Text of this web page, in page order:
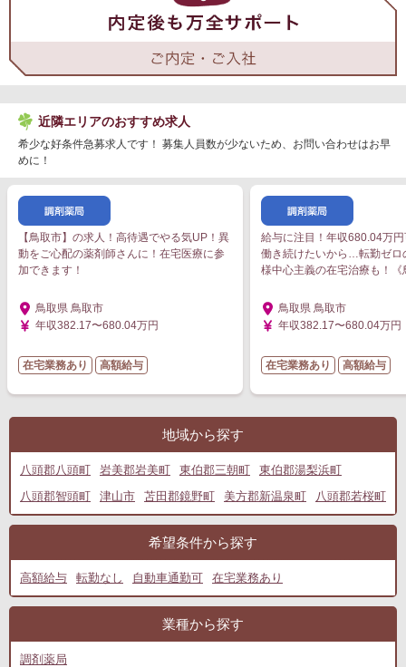
近隣エリアのおすすめ求人
希少な好条件急募求人です！ 募集人員数が少ないため、お問い合わせはお早
めに！
【鳥取市】の求人！高待遇でやる気UP！異
動をご心配の薬剤師さんに！在宅医療に参
加できます！
鳥取県 鳥取市
年収382.17〜680.04万円
在宅業務あり 高額給与
給与に注目！年収680.04万
働き続けたいから…転勤ゼロ
様中心主義の在宅治療も！《
鳥取県 鳥取市
年収382.17〜680.04万円
在宅業務あり 高額給与
地域から探す
八頭郡八頭町 岩美郡岩美町 東伯郡三朝町
東伯郡湯梨浜町
八頭郡智頭町
津山市 苫田郡鏡野町 美方郡新温泉町 八頭郡若桜町
希望条件から探す
高額給与 転勤なし 自動車通勤可 在宅業務あり
業種から探す
調剤薬局